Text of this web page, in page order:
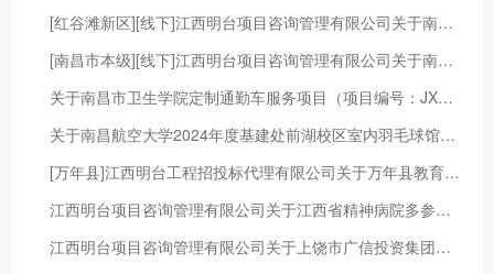
[红谷滩新区][线下]江西明台项目咨询管理有限公司关于南昌市红谷滩区城市管理和综合执法局2024年红谷滩区公共文明指数测评服务项目01包（JXMTZFCG【2024】178-1）电子化竞争性磋商采购公
[南昌市本级][线下]江西明台项目咨询管理有限公司关于南昌市公园事务中心2022年度零星小额工程项目（JXMTZFCG【2021】109 ）的竞争性磋商采购公告
关于南昌市卫生学院定制通勤车服务项目（项目编号：JXMTZFCG【2024】236）公开比选采购公告
关于南昌航空大学2024年度基建处前湖校区室内羽毛球馆天花板修缮工程采购项目（JXMTZFCG【2024】058-2）第二次电子化竞争性磋商采购公告
[万年县]江西明台工程招投标代理有限公司关于万年县教育体育局就其万年一中采购化学实验室及生物实验室设备仪器项目（采购编号：JXMTZFCG-2018-022#)竞争性谈判公告
江西明台项目咨询管理有限公司关于江西省精神病院多参数监护仪采购项目（JXMTZFCG【2024】321）竞争性谈判采购公告
江西明台项目咨询管理有限公司关于上饶市广信投资集团有限公司全粮液项目法律服务 （JXMTZFCG【2024】211）的竞争性磋商采购公告